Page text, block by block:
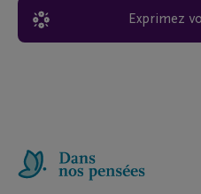
Exprimez